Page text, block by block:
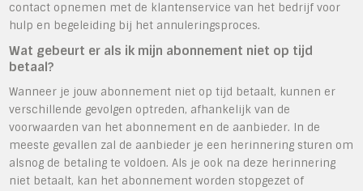
contact opnemen met de klantenservice van het bedrijf voor
hulp en begeleiding bij het annuleringsproces.
Wat gebeurt er als ik mijn abonnement niet op tijd
betaal?
Wanneer je jouw abonnement niet op tijd betaalt, kunnen er
verschillende gevolgen optreden, afhankelijk van de
voorwaarden van het abonnement en de aanbieder. In de
meeste gevallen zal de aanbieder je een herinnering sturen om
alsnog de betaling te voldoen. Als je ook na deze herinnering
niet betaalt, kan het abonnement worden stopgezet of